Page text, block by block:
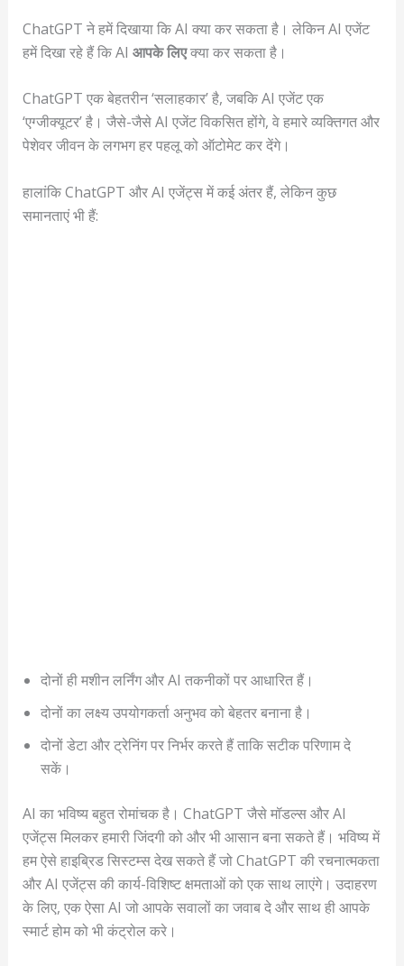
ChatGPT ने हमें दिखाया कि AI क्या कर सकता है। लेकिन AI एजेंट
हमें दिखा रहे हैं कि AI आपके लिएक्या कर सकता है।
ChatGPT एक बेहतरीन ‘सलाहकार’ है, जबकि AI एजेंट एक
‘एग्जीक्यूटर’ है। जैसे-जैसे AI एजेंट विकसित होंगे, वे हमारे व्यक्तिगत और
पेशेवर जीवन के लगभग हर पहलू को ऑटोमेट कर देंगे।
हालांकि ChatGPT और AI एजेंट्स में कई अंतर हैं, लेकिन कुछ
समानताएं भी हैं:
दोनों ही मशीन लर्निंग और AI तकनीकों पर आधारित हैं।
दोनों का लक्ष्य उपयोगकर्ता अनुभव को बेहतर बनाना है।
दोनों डेटा और ट्रेनिंग पर निर्भर करते हैं ताकि सटीक परिणाम दे
सकें।
AI का भविष्य बहुत रोमांचक है। ChatGPT जैसे मॉडल्स और AI
एजेंट्स मिलकर हमारी जिंदगी को और भी आसान बना सकते हैं। भविष्य में
हम ऐसे हाइब्रिड सिस्टम्स देख सकते हैं जो ChatGPT की रचनात्मकता
और AI एजेंट्स की कार्य-विशिष्ट क्षमताओं को एक साथ लाएंगे। उदाहरण
के लिए, एक ऐसा AI जो आपके सवालों का जवाब दे और साथ ही आपके
स्मार्ट होम को भी कंट्रोल करे।